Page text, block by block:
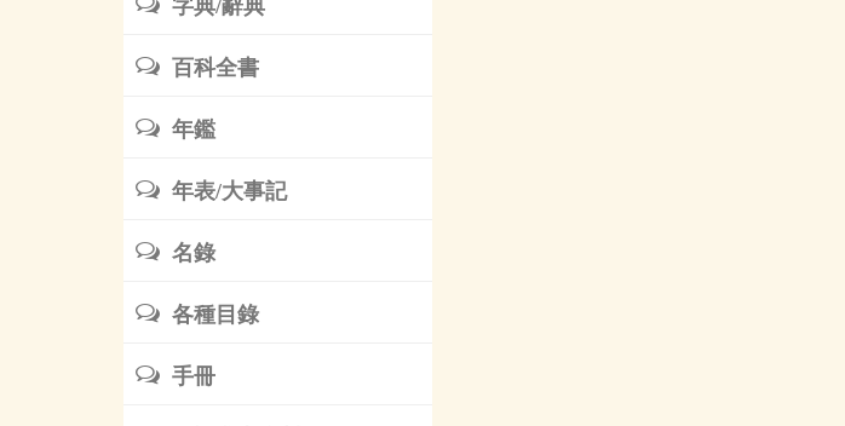
字典/辭典
百科全書
年鑑
年表/大事記
名錄
各種目錄
手冊